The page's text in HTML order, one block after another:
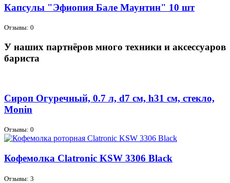
Капсулы "Эфиопия Бале Маунтин" 10 шт
Отзывы: 0
У наших партнёров много техники и аксессуаров
бариста
Сироп Огуречный, 0.7 л, d7 см, h31 см, стекло,
Monin
Отзывы: 0
Кофемолка Clatronic KSW 3306 Black
Отзывы: 3